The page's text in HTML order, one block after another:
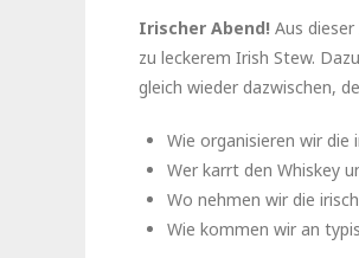
Irischer Abend! Aus
zu leckerem Irish Stew.
gleich wieder dazwischen,
Wie organisieren wir die
Wer karrt den Whiskey
Wo nehmen wir die
Wie kommen wir an